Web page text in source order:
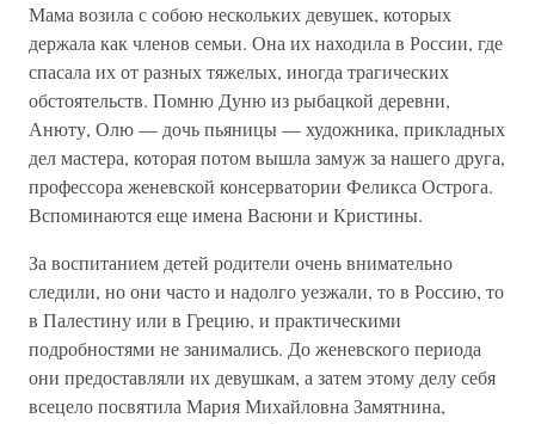
Мама возила с собою нескольких девушек, которых
держала как членов семьи. Она их находила в России, где
спасала их от разных тяжелых, иногда трагических
обстоятельств. Помню Дуню из рыбацкой деревни,
Анюту, Олю — дочь пьяницы — художника, прикладных
дел мастера, которая потом вышла замуж за нашего друга,
профессора женевской консерватории Феликса Острога.
Вспоминаются еще имена Васюни и Кристины.
За воспитанием детей родители очень внимательно
следили, но они часто и надолго уезжали, то в Россию, то
в Палестину или в Грецию, и практическими
подробностями не занимались. До женевского периода
они предоставляли их девушкам, а затем этому делу себя
всецело посвятила Мария Михайловна Замятнина,